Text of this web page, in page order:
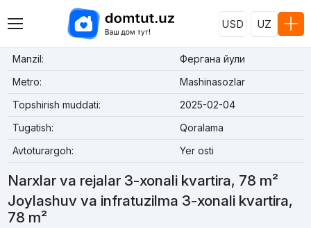
USD UZ
Manzil:
Фергана йули
Metro:
Mashinasozlar
Topshirish muddati:
2025-02-04
Tugatish:
Qoralama
Avtoturargoh:
Yer osti
Narxlar va rejalar 3-xonali kvartira, 78 m²
Joylashuv va infratuzilma 3-xonali kvartira,
78 m²